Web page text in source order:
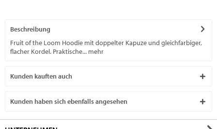
Beschreibung
Fruit of the Loom Hoodie mit doppelter Kapuze und gleichfarbiger,
flacher Kordel. Praktische... mehr
Kunden kauften auch
Kunden haben sich ebenfalls angesehen